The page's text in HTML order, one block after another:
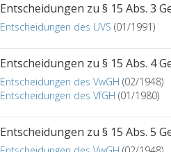
Entscheidungen zu § 15 Abs. 3
Entscheidungen des UVS (01/1991)
Entscheidungen zu § 15 Abs. 4
Entscheidungen des VwGH (02/1948)
Entscheidungen des VfGH (01/1980)
Entscheidungen zu § 15 Abs. 5